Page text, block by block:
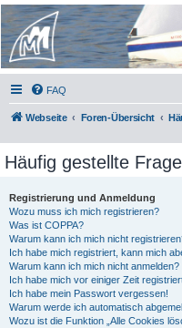
Micro Magic Forum
Deutschland
FAQ
Webseite Foren-Übersicht
Häufig gestellte
Registrierung und Anmeldung
Wozu muss ich mich registrieren?
Was ist COPPA?
Warum kann ich mich nicht
Ich habe mich registriert, kann mich
Warum kann ich mich nicht anmelden?
Ich habe mich vor einiger Zeit
Ich habe mein Passwort vergessen!
Warum werde ich automatisch
Wozu ist die Funktion „Alle Cookies